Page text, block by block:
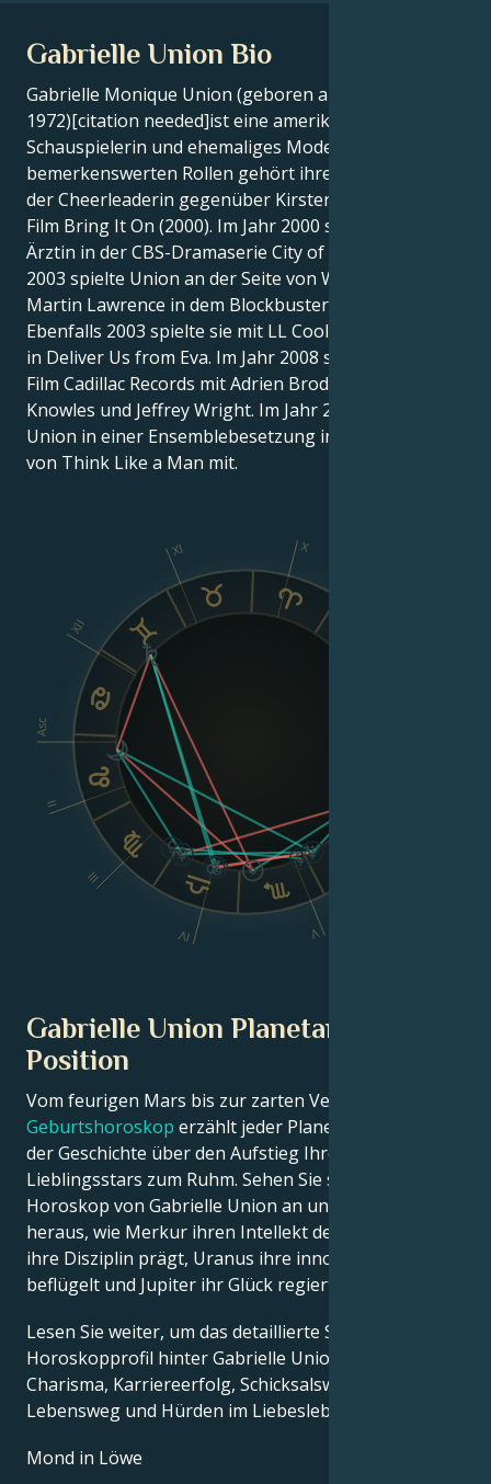
Gabrielle Union Bio
Gabrielle Monique Union (geboren am 29. Oktober
1972)[citation needed]ist eine amerikanische
Schauspielerin und ehemaliges Model. Zu ihren
bemerkenswerten Rollen gehört ihre Darstellung
der Cheerleaderin gegenüber Kirsten Dunst in dem
Film Bring It On (2000). Im Jahr 2000 spielte sie eine
Ärztin in der CBS-Dramaserie City of Angels. Im Jahr
2003 spielte Union an der Seite von Will Smith und
Martin Lawrence in dem Blockbuster Bad Boys II.
Ebenfalls 2003 spielte sie mit LL Cool J die Hauptrolle
in Deliver Us from Eva. Im Jahr 2008 spielte sie in dem
Film Cadillac Records mit Adrien Brody, Beyoncé
Knowles und Jeffrey Wright. Im Jahr 2012 spielte
Union in einer Ensemblebesetzung in der Verfilmung
von Think Like a Man mit.
Asc
II
III
IV V
X
XI
XII
Gabrielle Union Planetarische
Position
Vom feurigen Mars bis zur zarten Venus – in diesem
Geburtshoroskop erzählt jeder Planet seinen Teil
der Geschichte über den Aufstieg Ihres
Lieblingsstars zum Ruhm. Sehen Sie sich das Astro-
Horoskop von Gabrielle Union an und finden Sie
heraus, wie Merkur ihren Intellekt definiert, Saturn
ihre Disziplin prägt, Uranus ihre innovativen Ideen
beflügelt und Jupiter ihr Glück regiert.
Lesen Sie weiter, um das detaillierte Sternzeichen-
Horoskopprofil hinter Gabrielle Unions Talent,
Charisma, Karriereerfolg, Schicksalswendungen,
Lebensweg und Hürden im Liebesleben zu erkunden.
Mond in Löwe